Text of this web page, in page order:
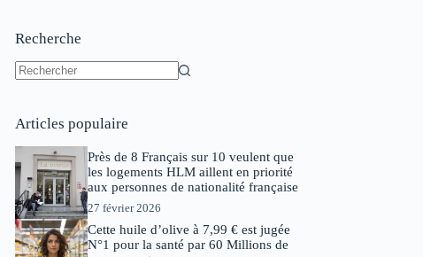
Recherche
Articles populaire
Près de 8 Français sur 10 veulent que
les logements HLM aillent en priorité
aux personnes de nationalité française
27 février 2026
Cette huile d’olive à 7,99 € est jugée
N°1 pour la santé par 60 Millions de